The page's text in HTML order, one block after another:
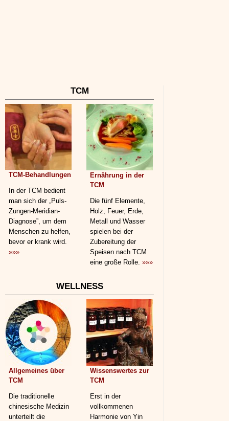
TCM
TCM-Behandlungen
In der TCM bedient
man sich der „Puls-
Zungen-Meridian-
Diagnose”, um dem
Menschen zu helfen,
bevor er krank wird.
»»»
Ernährung in der
TCM
Die fünf Elemente,
Holz, Feuer, Erde,
Metall und Wasser
spielen bei der
Zubereitung der
Speisen nach TCM
eine große Rolle. »»»
WELLNESS
Allgemeines über
TCM
Die traditionelle
chinesische Medizin
unterteilt die
Wissenswertes zur
TCM
Erst in der
vollkommenen
Harmonie von Yin